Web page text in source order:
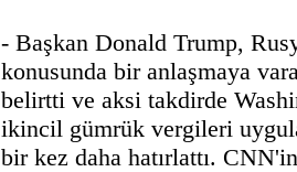
- Başkan Donald Trump,
konusunda bir anlaşmaya
belirtti ve aksi takdirde
ikincil gümrük vergileri
bir kez daha hatırlattı.